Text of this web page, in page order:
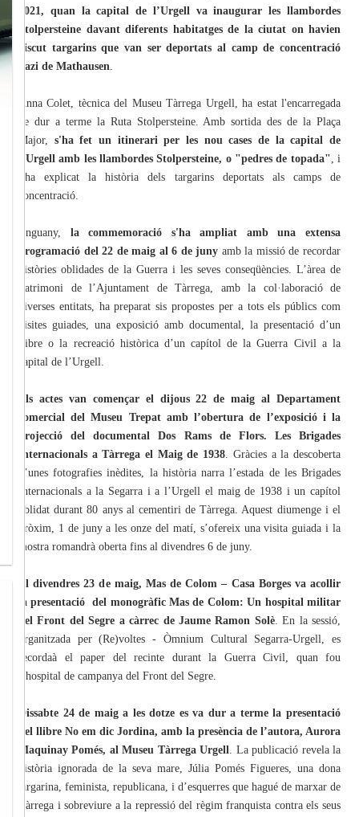
2021, quan la capital de l’Urgell va inaugurar les llambordes
Stolpersteine davant diferents habitatges de la ciutat on havien
viscut targarins que van ser deportats al camp de concentració
nazi de Mathausen.
Anna Colet, tècnica del Museu Tàrrega Urgell, ha estat l'encarregada
de dur a terme la Ruta Stolpersteine. Amb sortida des de la Plaça
Major, s'ha fet un itinerari per les nou cases de la capital de
l’Urgell amb les llambordes Stolpersteine, o "pedres de topada", i
s'ha explicat la història dels targarins deportats als camps de
concentració.
Enguany, la commemoració s'ha ampliat amb una extensa
programació del 22 de maig al 6 de juny amb la missió de recordar
històries oblidades de la Guerra i les seves conseqüències. L’àrea de
Patrimoni de l’Ajuntament de Tàrrega, amb la col·laboració de
diverses entitats, ha preparat sis propostes per a tots els públics com
visites guiades, una exposició amb documental, la presentació d’un
llibre o la recreació històrica d’un capítol de la Guerra Civil a la
capital de l’Urgell.
Els actes van començar el dijous 22 de maig al Departament
comercial del Museu Trepat amb l’obertura de l’exposició i la
projecció del documental Dos Rams de Flors. Les Brigades
Internacionals a Tàrrega el Maig de 1938. Gràcies a la descoberta
d’unes fotografies inèdites, la història narra l’estada de les Brigades
Internacionals a la Segarra i a l’Urgell el maig de 1938 i un capítol
oblidat durant 80 anys al cementiri de Tàrrega. Aquest diumenge i el
pròxim, 1 de juny a les onze del matí, s’ofereix una visita guiada i la
mostra romandrà oberta fins al divendres 6 de juny.
El divendres 23 de maig, Mas de Colom – Casa Borges va acollir
la presentació del monogràfic Mas de Colom: Un hospital militar
del Front del Segre a càrrec de Jaume Ramon Solè. En la sessió,
organitzada per (Re)voltes - Òmnium Cultural Segarra-Urgell, es
recordaà el paper del recinte durant la Guerra Civil, quan fou
l’hospital de campanya del Front del Segre.
Dissabte 24 de maig a les dotze es va dur a terme la presentació
del llibre No em dic Jordina, amb la presència de l’autora, Aurora
Maquinay Pomés, al Museu Tàrrega Urgell. La publicació revela la
història ignorada de la seva mare, Júlia Pomés Figueres, una dona
targarina, feminista, republicana, i d’esquerres que hagué de marxar de
Tàrrega i sobreviure a la repressió del règim franquista contra els seus